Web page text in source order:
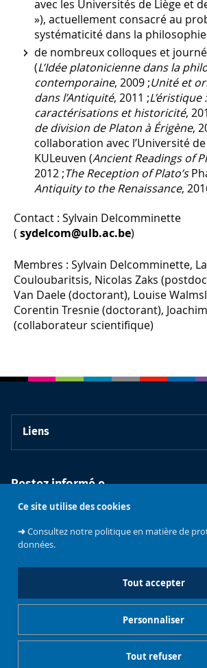
Ce site utilise des cookies
➜Consultez notre politique en matière de
données.
Tout accepter
Tout refuser
Personnaliser
avec les Universités de Liège et
»), actuellement consacré au
systématicité dans la
de nombreux colloques et
(L’Idée platonicienne dans la
contemporaine, 2009 ;Unité et
dans l’Antiquité, 2011 ;
caractérisations et historicité,
de division de Platon à Érigène,
collaboration avec l’Université
KULeuven (Ancient Readings of
2012 ;The Reception of Plato’s
Antiquity to the Renaissance,
Contact : Sylvain Delcomminette
( sydelcom@ulb.ac.be)
Membres : Sylvain Delcomminette,
Couloubaritsis, Nicolas Zaks
Van Daele (doctorant), Louise
Corentin Tresnie (doctorant),
(collaborateur scientifique)
Liens
Restez informé.e
Faculté de
sociales
L'université